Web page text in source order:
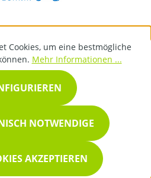
Cookies, um eine bestmögliche
Mehr Informationen ...
NOTWENDIGE
AKZEPTIEREN